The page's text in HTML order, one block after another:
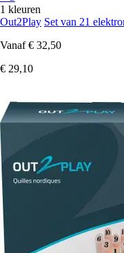
1 kleuren
Out2Play Set van 21
Vanaf € 32,50
€ 29,10